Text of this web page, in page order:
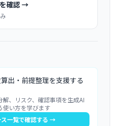
確認 →
出・前提整理を支援する
、リスク、確認事項を生成AI
使い方を学びます
ス一覧で確認する →